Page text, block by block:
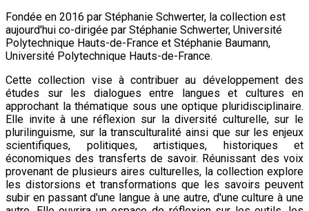
Fondée en 2016 par Stéphanie Schwerter, la collection est
aujourd'hui co-dirigée par Stéphanie Schwerter, Université
Polytechnique Hauts-de-France et Stéphanie Baumann,
Université Polytechnique Hauts-de-France.
Cette collection vise à contribuer au développement des
études sur les dialogues entre langues et cultures en
approchant la thématique sous une optique pluridisciplinaire.
Elle invite à une réflexion sur la diversité culturelle, sur le
plurilinguisme, sur la transculturalité ainsi que sur les enjeux
scientifiques, politiques, artistiques, historiques et
économiques des transferts de savoir. Réunissant des voix
provenant de plusieurs aires culturelles, la collection explore
les distorsions et transformations que les savoirs peuvent
subir en passant d'une langue à une autre, d'une culture à une